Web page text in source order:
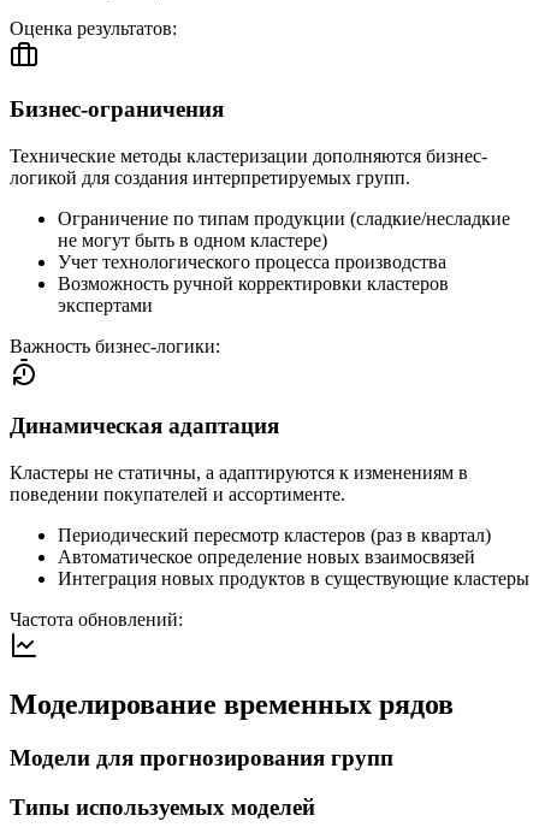
Оценка результатов:
Бизнес-ограничения
Технические методы кластеризации дополняются бизнес-
логикой для создания интерпретируемых групп.
Ограничение по типам продукции (сладкие/несладкие
не могут быть в одном кластере)
Учет технологического процесса производства
Возможность ручной корректировки кластеров
экспертами
Важность бизнес-логики:
Динамическая адаптация
Кластеры не статичны, а адаптируются к изменениям в
поведении покупателей и ассортименте.
Периодический пересмотр кластеров (раз в квартал)
Автоматическое определение новых взаимосвязей
Интеграция новых продуктов в существующие кластеры
Частота обновлений:
Моделирование временных рядов
Модели для прогнозирования групп
Типы используемых моделей